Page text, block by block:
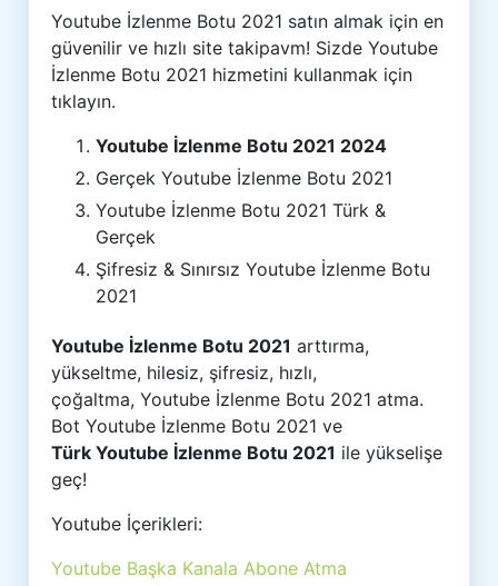
Youtube İzlenme Botu 2021 satın almak için en
güvenilir ve hızlı site takipavm! Sizde Youtube
İzlenme Botu 2021 hizmetini kullanmak için
tıklayın.
Youtube İzlenme Botu 2021 2024
Gerçek Youtube İzlenme Botu 2021
Youtube İzlenme Botu 2021 Türk &
Gerçek
Şifresiz & Sınırsız Youtube İzlenme Botu
2021
Youtube İzlenme Botu 2021 arttırma,
yükseltme, hilesiz, şifresiz, hızlı,
çoğaltma, Youtube İzlenme Botu 2021 atma.
Bot Youtube İzlenme Botu 2021 ve
Türk Youtube İzlenme Botu 2021 ile yükselişe
geç!
Youtube İçerikleri:
Youtube Başka Kanala Abone Atma